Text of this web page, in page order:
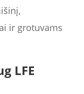
ir grotuvams
LFE